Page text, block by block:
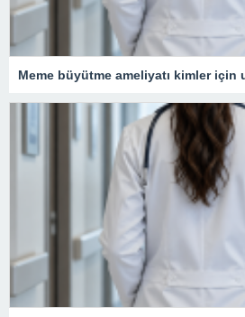
Meme büyütme ameliyatı kimler